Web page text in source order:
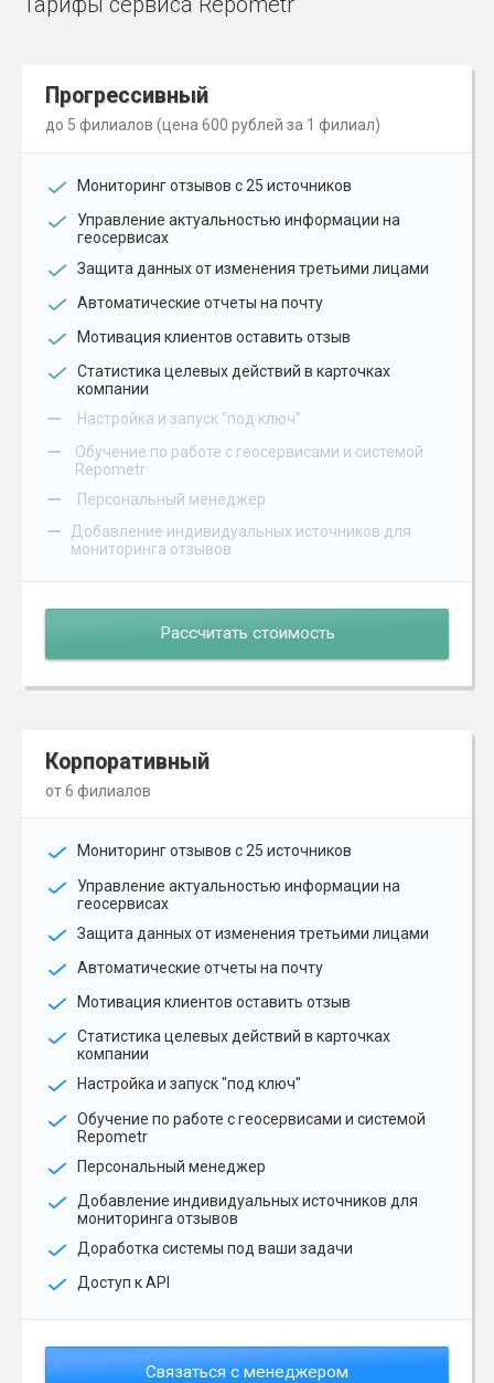
Прогрессивный
до 5 филиалов (цена 600 рублей за 1 филиал)
Мониторинг отзывов с 25 источников
Управление актуальностью информации на
геосервисах
Защита данных от изменения третьими лицами
Автоматические отчеты на почту
Мотивация клиентов оставить отзыв
Статистика целевых действий в карточках
компании
– Настройка и запуск "под ключ"
–
Обучение по работе с геосервисами и системой
Repometr
– Персональный менеджер
–
Добавление индивидуальных источников для
мониторинга отзывов
Рассчитать стоимость
Корпоративный
от 6 филиалов
Мониторинг отзывов с 25 источников
Управление актуальностью информации на
геосервисах
Защита данных от изменения третьими лицами
Автоматические отчеты на почту
Мотивация клиентов оставить отзыв
Статистика целевых действий в карточках
компании
Настройка и запуск "под ключ"
Обучение по работе с геосервисами и системой
Repometr
Персональный менеджер
Добавление индивидуальных источников для
мониторинга отзывов
Доработка системы под ваши задачи
Доступ к API
Связаться с менеджером